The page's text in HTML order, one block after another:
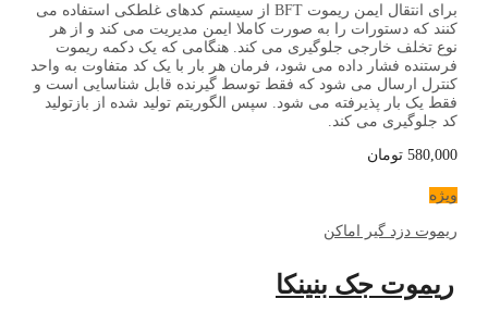
برای انتقال ایمن ریموت BFT از سیستم کدهای غلطکی استفاده می
کنند که دستورات را به صورت کاملا ایمن مدیریت می کند و از هر
نوع تخلف خارجی جلوگیری می کند. هنگامی که یک دکمه ریموت
فرستنده فشار داده می شود، فرمان هر بار با یک کد متفاوت به واحد
کنترل ارسال می شود که فقط توسط گیرنده قابل شناسایی است و
فقط یک بار پذیرفته می شود. سپس الگوریتم تولید شده از بازتولید
کد جلوگیری می کند.
580,000 تومان
ویژه
ریموت دزد گیر اماکن
ریموت جک بنینکا